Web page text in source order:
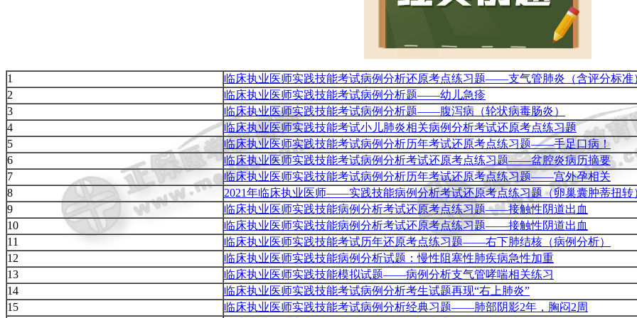
1
临床执业医师实践技能考试病例分析还原考点练习题——支气管肺炎（含评分标准
2
临床执业医师实践技能考试病例分析题——幼儿急疹
3
临床执业医师实践技能考试病例分析题——腹泻病（轮状病毒肠炎）
4
临床执业医师实践技能考试小儿肺炎相关病例分析考试还原考点练习题
5
临床执业医师实践技能考试病例分析历年考试还原考点练习题——手足口病！
6
临床执业医师实践技能考试病例分析考试还原考点练习题——盆腔炎病历摘要
7
临床执业医师实践技能考试病例分析历年考试还原考点练习题——宫外孕相关
8
2021年临床执业医师——实践技能病例分析考试还原考点练习题（卵巢囊肿蒂扭转
9
临床执业医师实践技能病例分析考试还原考点练习题——接触性阴道出血
10
临床执业医师实践技能病例分析考试还原考点练习题——接触性阴道出血
11
临床执业医师实践技能考试历年还原考点练习题——右下肺结核（病例分析）
12
临床执业医师实践技能病例分析试题：慢性阻塞性肺疾病急性加重
13
临床执业医师实践技能模拟试题——病例分析支气管哮喘相关练习
14
临床执业医师实践技能考试病例分析考生试题再现“右上肺炎”
15
临床执业医师实践技能考试病例分析经典习题——肺部阴影2年，胸闷2周